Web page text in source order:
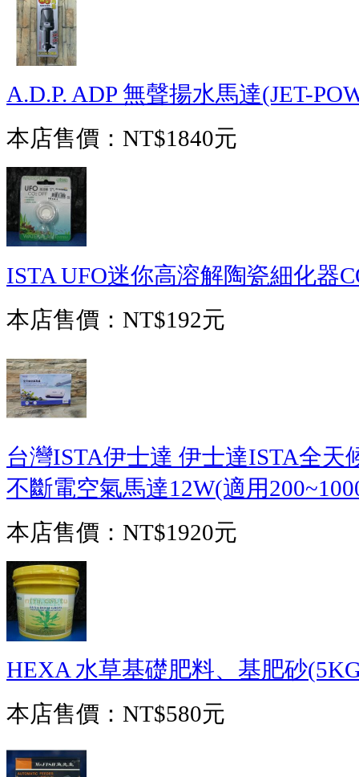
A.D.P. ADP 無聲揚水馬達(JET-
本店售價： NT$1840元
ISTA UFO迷你高溶解陶瓷細化器
本店售價： NT$192元
台灣ISTA伊士達 伊士達ISTA全天
不斷電空氣馬達12W(適用
本店售價： NT$1920元
HEXA 水草基礎肥料、基肥砂
本店售價： NT$580元